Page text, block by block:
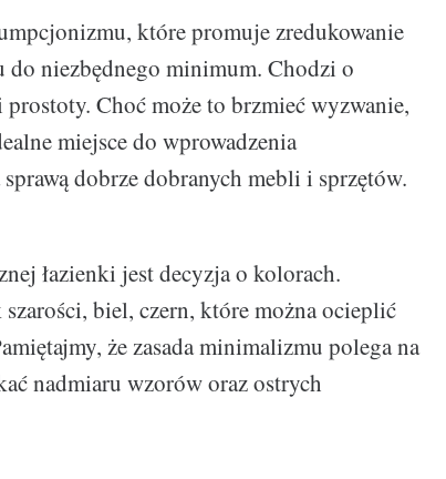
które promuje zredukowanie
niezbędnego minimum. Chodzi o
Choć może to brzmieć wyzwanie,
miejsce do wprowadzenia
dobrze dobranych mebli i sprzętów.
łazienki jest decyzja o kolorach.
biel, czern, które można ocieplić
że zasada minimalizmu polega na
nadmiaru wzorów oraz ostrych